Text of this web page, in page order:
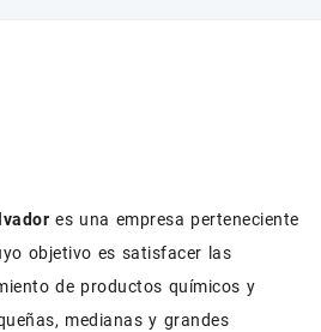
es una empresa perteneciente
objetivo es satisfacer las
de productos químicos y
medianas y grandes